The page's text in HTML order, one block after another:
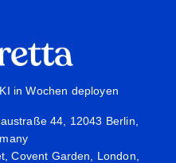
in Wochen deployen
44, 12043 Berlin,
Covent Garden, London,